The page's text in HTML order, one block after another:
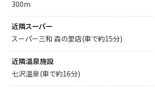
300m
近隣スーパー
スーパー三和 森の里店(車で約15分)
近隣温泉施設
七沢温泉(車で約16分)